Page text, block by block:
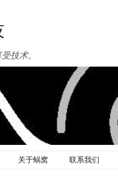
技术。
关于蜗窝 联系我们